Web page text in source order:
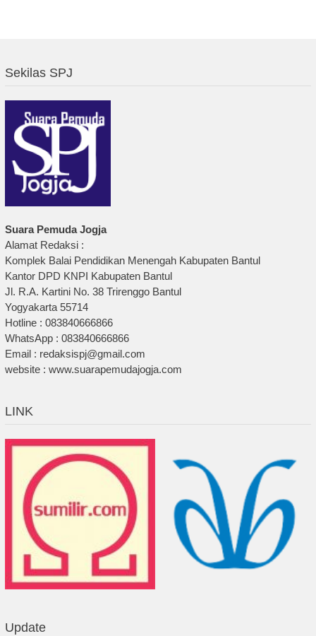
Sekilas SPJ
Suara Pemuda Jogja
Alamat Redaksi :
Komplek Balai Pendidikan Menengah Kabupaten Bantul
Kantor DPD KNPI Kabupaten Bantul
Jl. R.A. Kartini No. 38 Trirenggo Bantul
Yogyakarta 55714
Hotline : 083840666866
WhatsApp : 083840666866
Email : redaksispj@gmail.com
website : www.suarapemudajogja.com
LINK
Update